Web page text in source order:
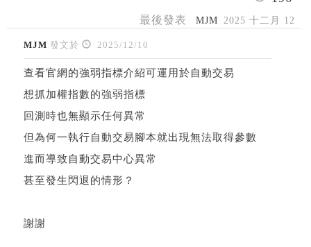
最後發表 MJM 2025 十二月 12
MJM 發文於 2025/12/10
查看官網的強弱指標介紹可運用於自動交易
想抓加權指數的強弱指標
回測時也無顯示任何異常
但為何一執行自動交易腳本就出現無法取得參數
進而導致自動交易中心異常
甚至發生閃退的情形？
謝謝